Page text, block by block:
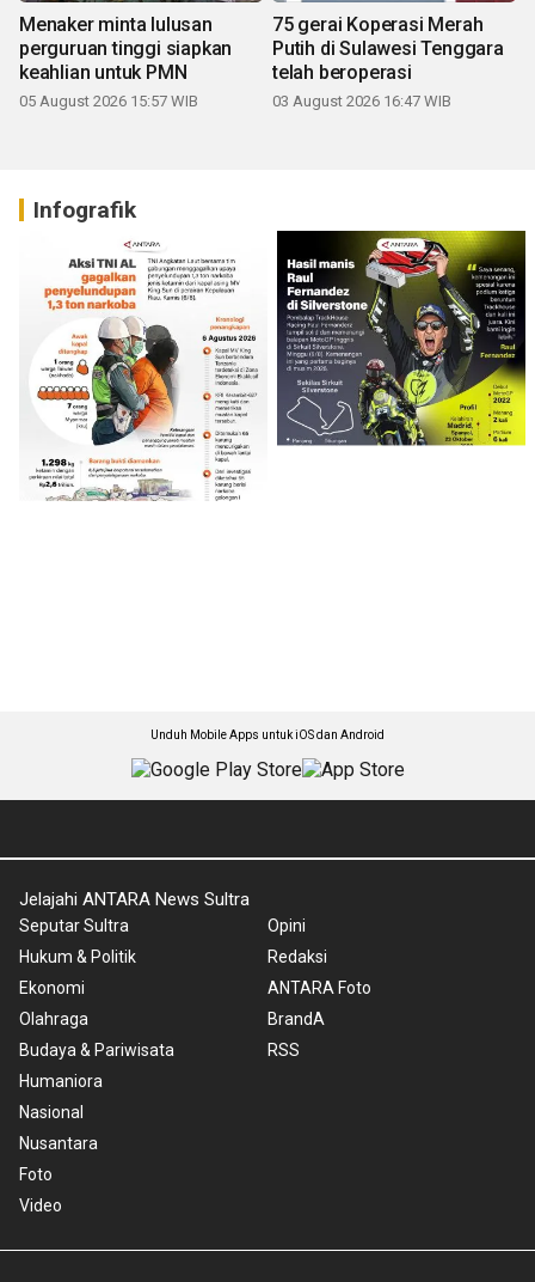
Menaker minta lulusan
perguruan tinggi siapkan
keahlian untuk PMN
05 August 2026 15:57 WIB
75 gerai Koperasi Merah
Putih di Sulawesi Tenggara
telah beroperasi
03 August 2026 16:47 WIB
Infografik
Unduh Mobile Apps untuk iOS dan Android
Jelajahi ANTARA News Sultra
Seputar Sultra
Hukum & Politik
Ekonomi
Olahraga
Budaya & Pariwisata
Humaniora
Nasional
Nusantara
Foto
Video
Opini
Redaksi
ANTARA Foto
BrandA
RSS